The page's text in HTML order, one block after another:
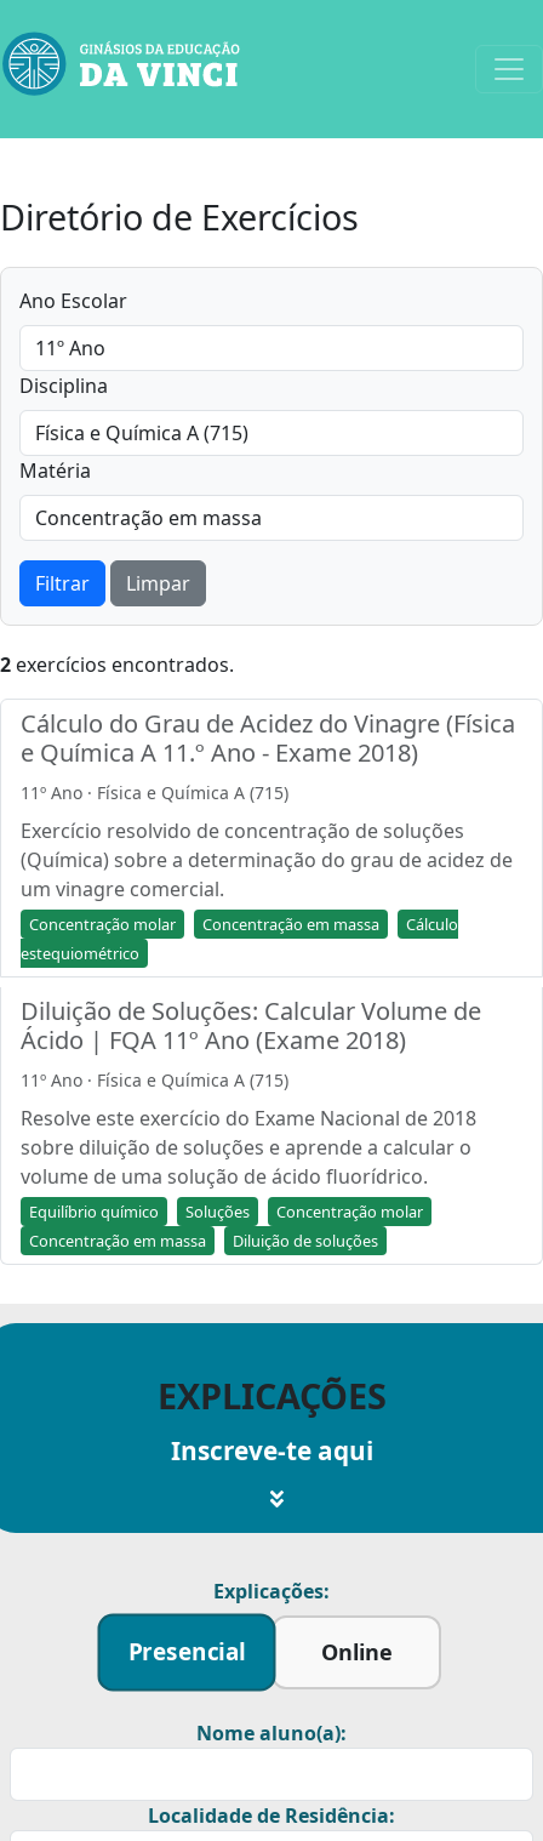
Diretório de Exercícios
Ano Escolar
Disciplina
Matéria
Filtrar Limpar
2 exercícios encontrados.
Cálculo do Grau de Acidez do Vinagre (Física
e Química A 11.º Ano - Exame 2018)
11º Ano · Física e Química A (715)
Exercício resolvido de concentração de soluções
(Química) sobre a determinação do grau de acidez de
um vinagre comercial.
Concentração molar Concentração em massa
Cálculo
estequiométrico
Diluição de Soluções: Calcular Volume de
Ácido | FQA 11º Ano (Exame 2018)
11º Ano · Física e Química A (715)
Resolve este exercício do Exame Nacional de 2018
sobre diluição de soluções e aprende a calcular o
volume de uma solução de ácido fluorídrico.
Equilíbrio químico Soluções
Concentração molar
Concentração em massa
Diluição de soluções
EXPLICAÇÕES
Inscreve-te aqui
Explicações:
Presencial Online
Nome aluno(a):
Localidade de Residência: